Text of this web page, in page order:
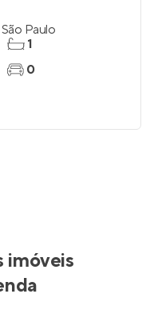
São Paulo
1
0